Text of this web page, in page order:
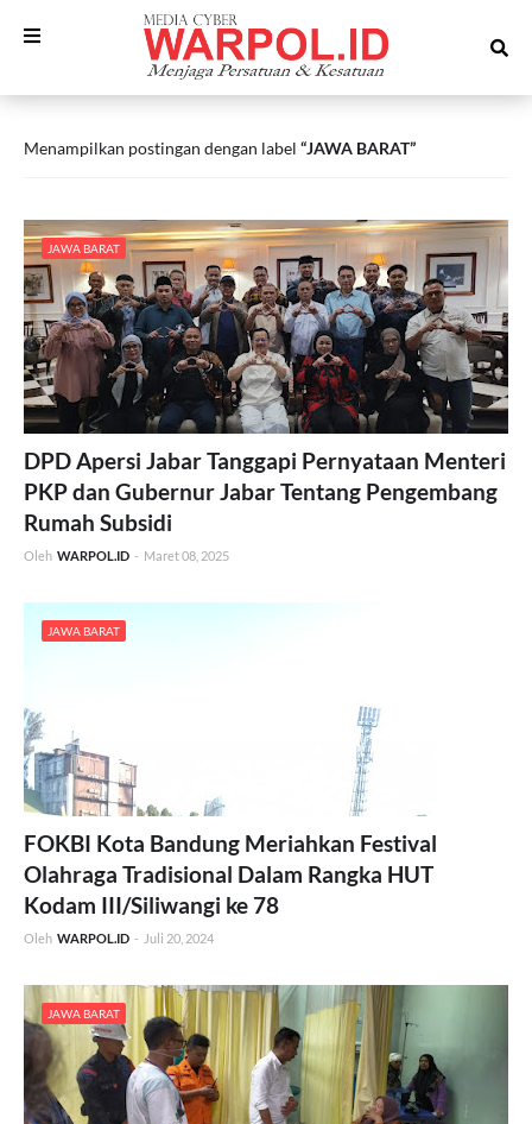
Menampilkan postingan dengan label JAWA BARAT
JAWA BARAT
DPD Apersi Jabar Tanggapi Pernyataan Menteri
PKP dan Gubernur Jabar Tentang Pengembang
Rumah Subsidi
Oleh WARPOL.ID - Maret 08, 2025
JAWA BARAT
FOKBI Kota Bandung Meriahkan Festival
Olahraga Tradisional Dalam Rangka HUT
Kodam III/Siliwangi ke 78
Oleh WARPOL.ID - Juli 20, 2024
JAWA BARAT